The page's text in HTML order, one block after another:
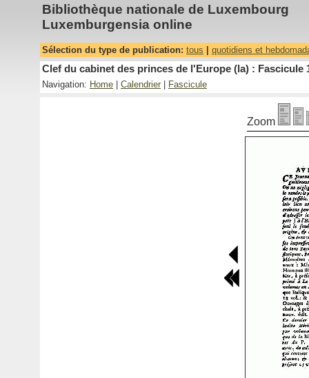
Bibliothèque nationale de Luxembourg
Luxemburgensia online
Sélection du type de publication: tous quotidiens et
Clef du cabinet des princes de l'Europe (la) : Fascicule
Navigation: Home Calendrier Fascicule
Zoom